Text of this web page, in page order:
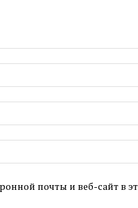
почты и веб-сайт в